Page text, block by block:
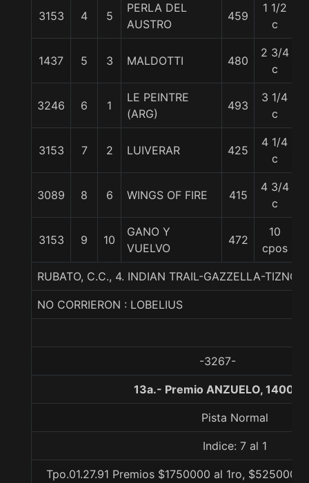
3153 4 5
PERLA DEL
AUSTRO
459
1 1/2
c
1437 5 3 MALDOTTI 480
2 3/4
c
3246 6 1
LE PEINTRE
(ARG)
493
3 1/4
c
3153 7 2 LUIVERAR 425
4 1/4
c
3089 8 6 WINGS OF FIRE 415
4 3/4
c
3153 9 10
GANO Y
VUELVO
472
10
cpos
RUBATO, C.C., 4. INDIAN TRAIL-GAZZELLA-TIZNOW
NO CORRIERON : LOBELIUS
-3267-
13a.- Premio ANZUELO, 1400
Pista Normal
Indice: 7 al 1
Tpo.01.27.91 Premios $1750000 al 1ro, $525000